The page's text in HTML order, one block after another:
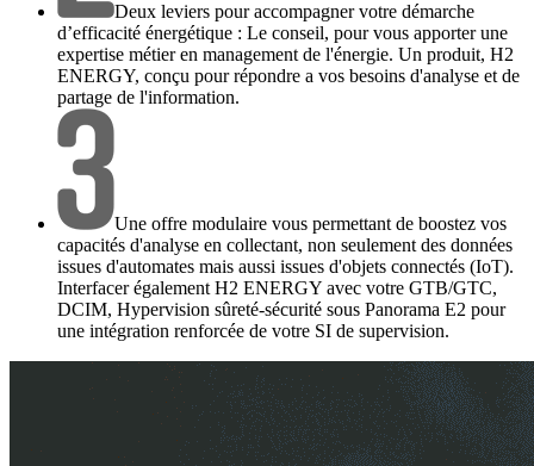
Deux leviers pour accompagner votre démarche
d’efficacité énergétique : Le conseil, pour vous apporter une
expertise métier en management de l'énergie. Un produit, H2
ENERGY, conçu pour répondre a vos besoins d'analyse et de
partage de l'information.
Une offre modulaire vous permettant de boostez vos
capacités d'analyse en collectant, non seulement des données
issues d'automates mais aussi issues d'objets connectés (IoT).
Interfacer également H2 ENERGY avec votre GTB/GTC,
DCIM, Hypervision sûreté-sécurité sous Panorama E2 pour
une intégration renforcée de votre SI de supervision.